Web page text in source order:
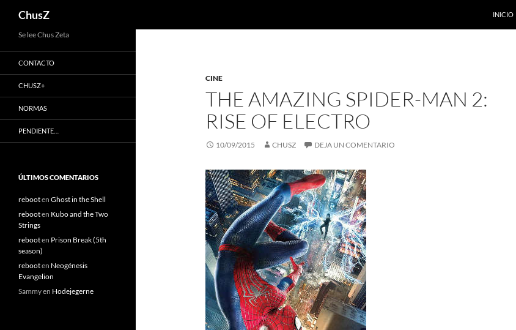
Saltar
al
contenido
ChusZ INICIO
CINE
THE AMAZING SPIDER-MAN 2:
RISE OF ELECTRO
10/09/2015 CHUSZ DEJA UN COMENTARIO
Se lee Chus Zeta
CONTACTO
CHUSZ+
NORMAS
PENDIENTE…
ÚLTIMOS COMENTARIOS
rebooten Ghost in the Shell
rebooten Kubo and the Two
Strings
rebooten Prison Break (5th
season)
rebooten Neogénesis
Evangelion
Sammyen Hodejegerne